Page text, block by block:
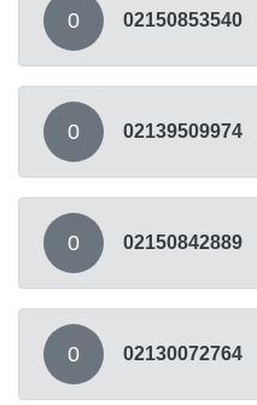
0 02150853540
0 02139509974
0 02150842889
0 02130072764